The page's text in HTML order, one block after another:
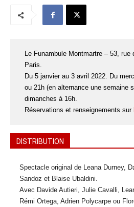
Le Funambule Montmartre – 53, rue
Paris.
Du 5 janvier au 3 avril 2022. Du
ou 21h (en alternance une semaine
dimanches à 16h.
Réservations et renseignements sur
DISTRIBUTION
Spectacle original de Leana Durney,
Sandoz et Blaise Ubaldini.
Avec Davide Autieri, Julie Cavalli,
Rémi Ortega, Adrien Polycarpe ou